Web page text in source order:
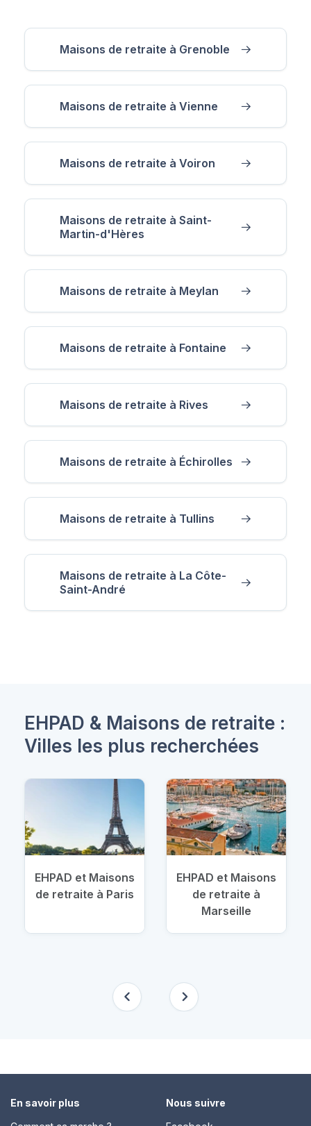
Maisons de retraite à Grenoble
Maisons de retraite à Vienne
Maisons de retraite à Voiron
Maisons de retraite à Saint-
Martin-d'Hères
Maisons de retraite à Meylan
Maisons de retraite à Fontaine
Maisons de retraite à Rives
Maisons de retraite à Échirolles
Maisons de retraite à Tullins
Maisons de retraite à La Côte-
Saint-André
EHPAD & Maisons de retraite :
Villes les plus recherchées
EHPAD et Maisons
de retraite à Paris
EHPAD et Maisons
de retraite à
Marseille
En savoir plus
Nous suivre